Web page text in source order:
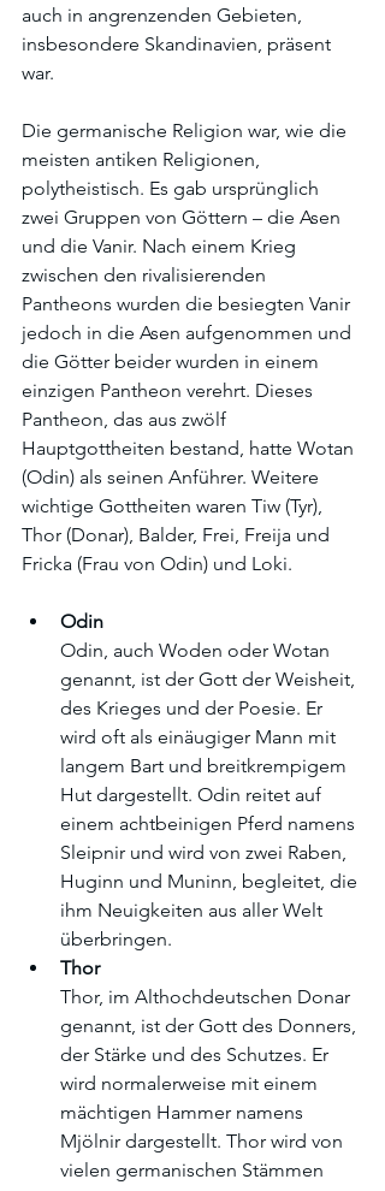
auch in angrenzenden Gebieten,
insbesondere Skandinavien, präsent
war.
Die germanische Religion war, wie die
meisten antiken Religionen,
polytheistisch. Es gab ursprünglich
zwei Gruppen von Göttern – die Asen
und die Vanir. Nach einem Krieg
zwischen den rivalisierenden
Pantheons wurden die besiegten Vanir
jedoch in die Asen aufgenommen und
die Götter beider wurden in einem
einzigen Pantheon verehrt. Dieses
Pantheon, das aus zwölf
Hauptgottheiten bestand, hatte Wotan
(Odin) als seinen Anführer. Weitere
wichtige Gottheiten waren Tiw (Tyr),
Thor (Donar), Balder, Frei, Freija und
Fricka (Frau von Odin) und Loki.
Odin
Odin, auch Woden oder Wotan
genannt, ist der Gott der Weisheit,
des Krieges und der Poesie. Er
wird oft als einäugiger Mann mit
langem Bart und breitkrempigem
Hut dargestellt. Odin reitet auf
einem achtbeinigen Pferd namens
Sleipnir und wird von zwei Raben,
Huginn und Muninn, begleitet, die
ihm Neuigkeiten aus aller Welt
überbringen.
Thor
Thor, im Althochdeutschen Donar
genannt, ist der Gott des Donners,
der Stärke und des Schutzes. Er
wird normalerweise mit einem
mächtigen Hammer namens
Mjölnir dargestellt. Thor wird von
vielen germanischen Stämmen